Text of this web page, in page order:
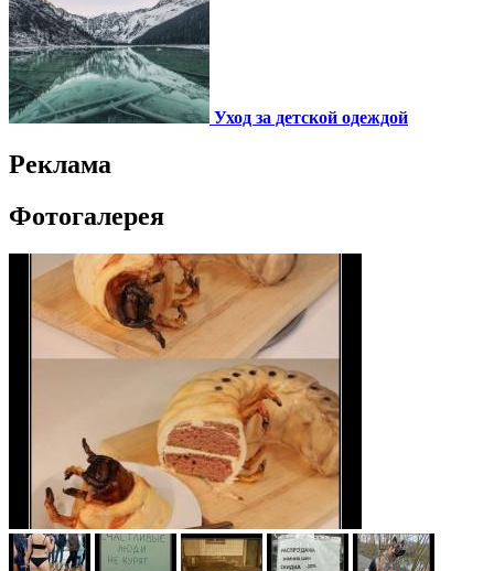
Уход за детской одеждой
Реклама
Фотогалерея